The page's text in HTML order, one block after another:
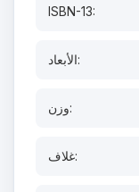
ISBN-13:
الأبعاد:
وزن:
غلاف: